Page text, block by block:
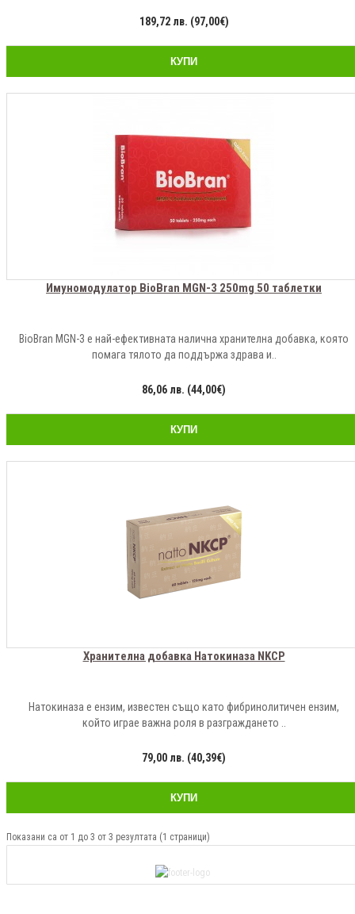
189,72 лв. (97,00€)
КУПИ
Имуномодулатор BioBran MGN-3 250mg 50 таблетки
BioBran MGN-3 е най-ефективната налична хранителна добавка, която
помага тялото да поддържа здрава и..
86,06 лв. (44,00€)
КУПИ
Хранителна добавка Натокиназа NKCP
Натокиназа е ензим, известен също като фибринолитичен ензим,
който играе важна роля в разграждането ..
79,00 лв. (40,39€)
КУПИ
Показани са от 1 до 3 от 3 резултата (1 страници)